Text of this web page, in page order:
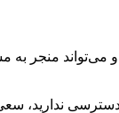
و می‌تواند منجر